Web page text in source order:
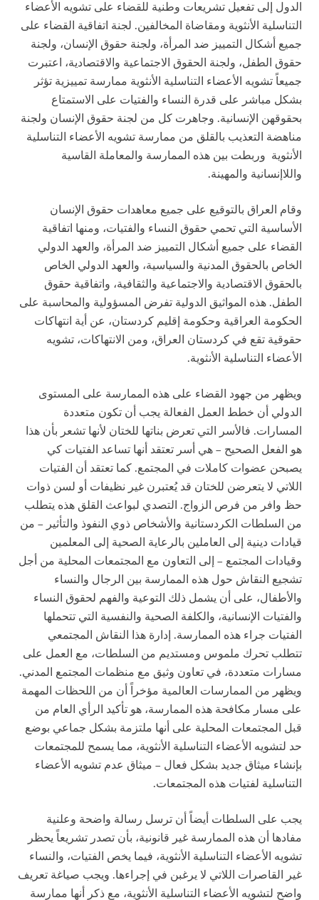
الدول إلى تفعيل تشريعات وطنية للقضاء على تشويه الأعضاء
التناسلية الأنثوية ومقاضاة المخالفين. لجنة اتفاقية القضاء على
جميع أشكال التمييز ضد المرأة، ولجنة حقوق الإنسان، ولجنة
حقوق الطفل، ولجنة الحقوق الاجتماعية والاقتصادية، اعتبرت
جميعاً تشويه الأعضاء التناسلية الأنثوية ممارسة تمييزية تؤثر
بشكل مباشر على قدرة النساء والفتيات على الاستمتاع
بحقوقهن الإنسانية. وجاهرت كل من لجنة حقوق الإنسان ولجنة
مناهضة التعذيب بالقلق من ممارسة تشويه الأعضاء التناسلية
الأنثوية وربطت بين هذه الممارسة والمعاملة القاسية
واللاإنسانية والمهينة.
وقام العراق بالتوقيع على جميع معاهدات حقوق الإنسان
الأساسية التي تحمي حقوق النساء والفتيات، ومنها اتفاقية
القضاء على جميع أشكال التمييز ضد المرأة، والعهد الدولي
الخاص بالحقوق المدنية والسياسية، والعهد الدولي الخاص
بالحقوق الاقتصادية والاجتماعية والثقافية، واتفاقية حقوق
الطفل. هذه المواثيق الدولية تفرض المسؤولية والمحاسبة على
الحكومة العراقية وحكومة إقليم كردستان، عن أية انتهاكات
حقوقية تقع في كردستان العراق، ومن الانتهاكات، تشويه
الأعضاء التناسلية الأنثوية.
ويظهر من جهود القضاء على هذه الممارسة على المستوى
الدولي أن خطط العمل الفعالة يجب أن تكون متعددة
المسارات. فالأسر التي تعرض بناتها للختان لأنها تشعر بأن هذا
هو الفعل الصحيح – هي أسر تعتقد أنها تساعد الفتيات كي
يصبحن عضوات كاملات في المجتمع. كما تعتقد أن الفتيات
اللاتي لا يتعرضن للختان قد يُعتبرن غير نظيفات أو لسن ذوات
حظ وافر من فرص الزواج. التصدي لبواعث القلق هذه يتطلب
من السلطات الكردستانية والأشخاص ذوي النفوذ والتأثير – من
قيادات دينية إلى العاملين بالرعاية الصحية إلى المعلمين
وقيادات المجتمع – إلى التعاون مع المجتمعات المحلية من أجل
تشجيع النقاش حول هذه الممارسة بين الرجال والنساء
والأطفال، على أن يشمل ذلك التوعية والفهم لحقوق النساء
والفتيات الإنسانية، والكلفة الصحية والنفسية التي تتحملها
الفتيات جراء هذه الممارسة. إدارة هذا النقاش المجتمعي
تتطلب تحرك ملموس ومستديم من السلطات، مع العمل على
مسارات متعددة، في تعاون وثيق مع منظمات المجتمع المدني.
ويظهر من الممارسات العالمية مؤخراً أن من اللحظات المهمة
على مسار مكافحة هذه الممارسة، هو تأكيد الرأي العام من
قبل المجتمعات المحلية على أنها ملتزمة بشكل جماعي بوضع
حد لتشويه الأعضاء التناسلية الأنثوية، مما يسمح للمجتمعات
بإنشاء ميثاق جديد بشكل فعال – ميثاق عدم تشويه الأعضاء
التناسلية لفتيات هذه المجتمعات.
يجب على السلطات أيضاً أن ترسل رسالة واضحة وعلنية
مفادها أن هذه الممارسة غير قانونية، بأن تصدر تشريعاً يحظر
تشويه الأعضاء التناسلية الأنثوية، فيما يخص الفتيات، والنساء
غير القاصرات اللاتي لا يرغبن في إجراءها. ويجب صياغة تعريف
واضح لتشويه الأعضاء التناسلية الأنثوية، مع ذكر أنها ممارسة